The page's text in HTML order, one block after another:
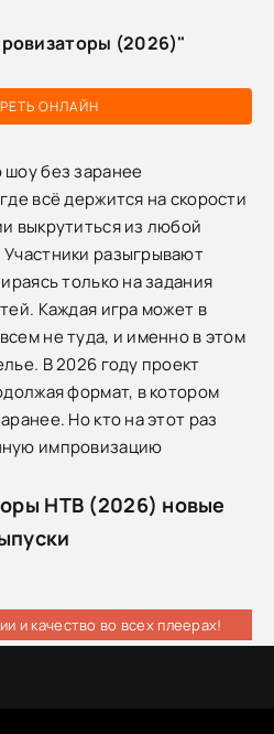
ОНЛАЙН
(2026)"
без заранее
всё держится на скорости
выкрутиться из любой
разыгрывают
только на задания
Каждая игра может в
не туда, и именно в этом
В 2026 году проект
формат, в котором
Но кто на этот раз
импровизацию
НТВ (2026) новые
и качество во всех плеерах!